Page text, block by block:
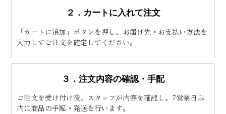
２．カートに入れて注文
「カートに追加」ボタンを押し、お届け先・お支払い方法を
入力してご注文を確定してください。
３．注文内容の確認・手配
ご注文を受け付け後、スタッフが内容を確認し、7営業日以
内に商品の手配・発送を行います。